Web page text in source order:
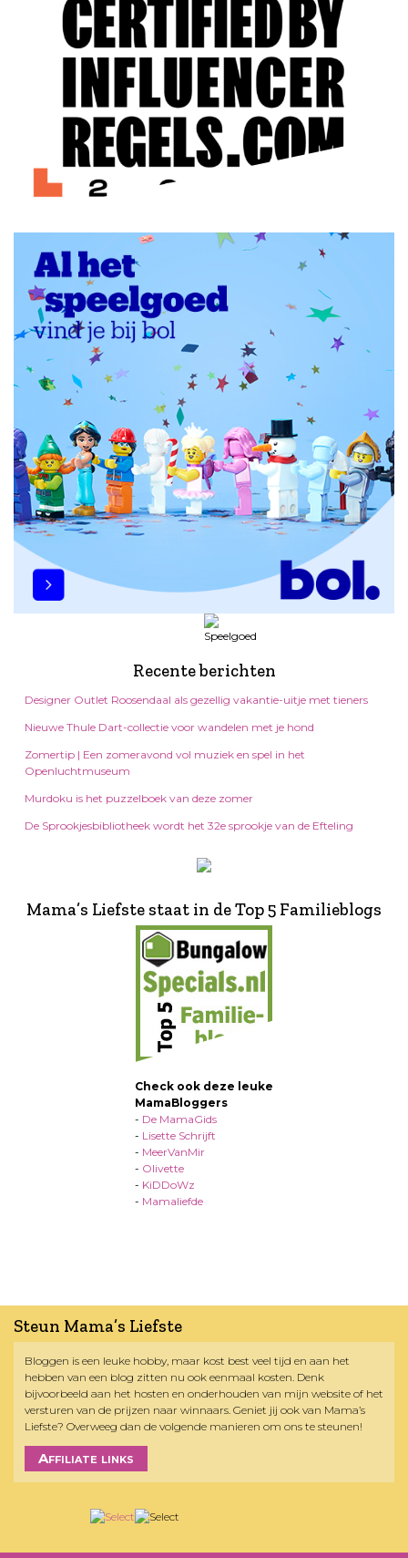
Recente berichten
Designer Outlet Roosendaal als gezellig vakantie-uitje met tieners
Nieuwe Thule Dart-collectie voor wandelen met je hond
Zomertip | Een zomeravond vol muziek en spel in het
Openluchtmuseum
Murdoku is het puzzelboek van deze zomer
De Sprookjesbibliotheek wordt het 32e sprookje van de Efteling
Mama’s Liefste staat in de Top 5 Familieblogs
Check ook deze leuke
MamaBloggers
- De MamaGids
- Lisette Schrijft
- MeerVanMir
- Olivette
- KiDDoWz
- Mamaliefde
Steun Mama’s Liefste
Bloggen is een leuke hobby, maar kost best veel tijd en aan het
hebben van een blog zitten nu ook eenmaal kosten. Denk
bijvoorbeeld aan het hosten en onderhouden van mijn website of het
versturen van de prijzen naar winnaars. Geniet jij ook van Mama’s
Liefste? Overweeg dan de volgende manieren om ons te steunen!
Affiliate links